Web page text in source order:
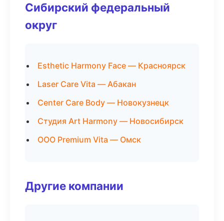
Сибирский федеральный
округ
Esthetic Harmony Face — Красноярск
Laser Care Vita — Абакан
Center Care Body — Новокузнецк
Студия Art Harmony — Новосибирск
ООО Premium Vita — Омск
Другие компании